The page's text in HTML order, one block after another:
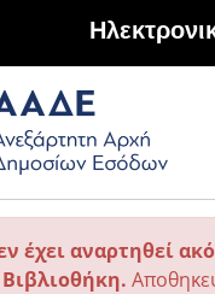
έχει αναρτηθεί